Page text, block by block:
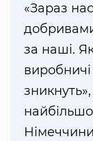
«Зараз
за наші.